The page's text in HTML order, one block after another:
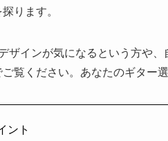
ります。
ザインが気になるという方や
覧ください。あなたのギター
ント